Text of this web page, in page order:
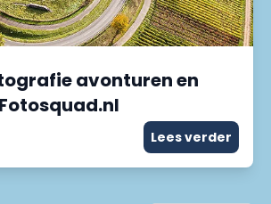
avonturen en
Lees verder